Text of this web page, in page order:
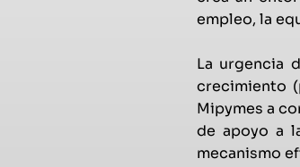
empleo, la
La urgencia
crecimiento
Mipymes a
de apoyo a
mecanismo